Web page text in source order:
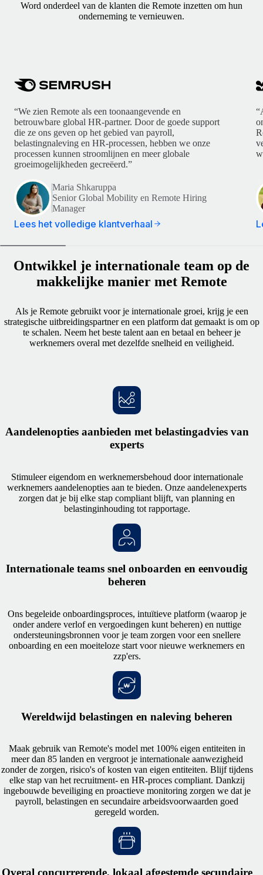
Word onderdeel van de klanten die Remote inzetten om hun
onderneming te vernieuwen.
“We zien Remote als een toonaangevende en
betrouwbare global HR-partner. Door de goede support
die ze ons geven op het gebied van payroll,
belastingnaleving en HR-processen, hebben we onze
processen kunnen stroomlijnen en meer globale
groeimogelijkheden gecreëerd.”
Maria Shkaruppa
Senior Global Mobility en Remote Hiring
Manager
Lees het volledige klantverhaal
Ontwikkel je internationale team op de
makkelijke manier met Remote
Als je Remote gebruikt voor je internationale groei, krijg je een
strategische uitbreidingspartner en een platform dat gemaakt is om op
te schalen. Neem het beste talent aan en betaal en beheer je
werknemers overal met dezelfde snelheid en veiligheid.
Aandelenopties aanbieden met belastingadvies van
experts
Stimuleer eigendom en werknemersbehoud door internationale
werknemers aandelenopties aan te bieden. Onze aandelenexperts
zorgen dat je bij elke stap compliant blijft, van planning en
belastinginhouding tot rapportage.
Internationale teams snel onboarden en eenvoudig
beheren
Ons begeleide onboardingsproces, intuïtieve platform (waarop je
onder andere verlof en vergoedingen kunt beheren) en nuttige
ondersteuningsbronnen voor je team zorgen voor een snellere
onboarding en een moeiteloze start voor nieuwe werknemers en
zzp'ers.
Wereldwijd belastingen en naleving beheren
Maak gebruik van Remote's model met 100% eigen entiteiten in
meer dan 85 landen en vergroot je internationale aanwezigheid
zonder de zorgen, risico's of kosten van eigen entiteiten. Blijf tijdens
elke stap van het recruitment- en HR-proces compliant. Dankzij
ingebouwde beveiliging en proactieve monitoring zorgen we dat je
payroll, belastingen en secundaire arbeidsvoorwaarden goed
geregeld worden.
Overal concurrerende, lokaal afgestemde secundaire